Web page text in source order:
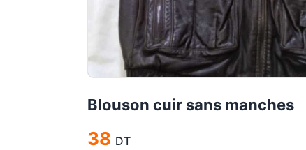
Blouson cuir sans manches
38 DT